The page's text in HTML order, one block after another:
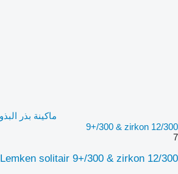
9+/300 & zirkon 12/300
7
Lemken solitair 9+/300 & zirkon 12/300